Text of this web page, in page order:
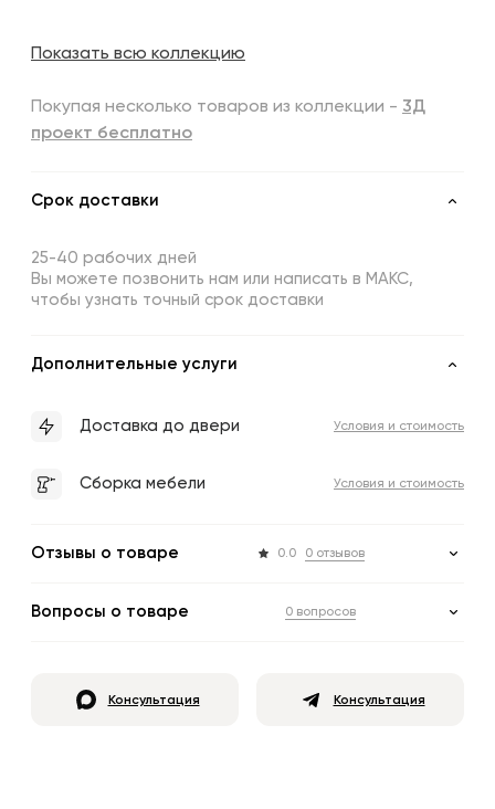
Показать всю коллекцию
Покупая несколько товаров из коллекции - 3Д
проект бесплатно
Срок доставки
25-40 рабочих дней
Вы можете позвонить нам или написать в МАКС,
чтобы узнать точный срок доставки
Дополнительные услуги
Доставка до двери Условия и стоимость
Сборка мебели Условия и стоимость
Отзывы о товаре 0.0 0 отзывов
Вопросы о товаре 0 вопросов
Консультация Консультация